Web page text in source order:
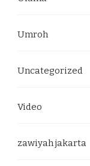
Umroh
Uncategorized
Video
zawiyah jakarta